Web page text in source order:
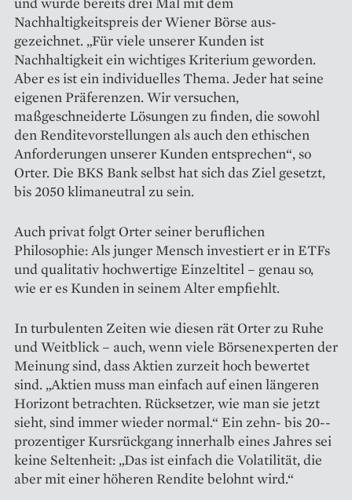
Nachhaltigkeitspreis der Wiener Börse aus­
gezeichnet. „Für viele unserer Kunden ist
Nachhaltigkeit ein ­wichtiges Kriterium geworden.
Aber es ist ein individuelles Thema. Jeder hat seine
eigenen Präferenzen. Wir ­versuchen,
maßgeschneiderte Lösungen zu finden, die sowohl
den Rendite­vorstellungen als auch den ethischen
Anforderungen unserer Kunden entsprechen“, so
Orter. Die BKS Bank selbst hat sich das Ziel gesetzt,
bis 2050 klimaneutral zu sein.
Auch privat folgt Orter seiner beruflichen
Philosophie: Als junger Mensch investiert er in ETFs
und qualitativ hochwertige Einzeltitel – genau so,
wie er es Kunden in seinem Alter empfiehlt.
In turbulenten Zeiten wie die­sen rät Orter zu Ruhe
und Weitblick – auch, wenn viele Börsenexperten der
Meinung sind, dass Aktien zurzeit hoch bewertet
sind. „Aktien muss man einfach auf einen längeren
Horizont betrachten. Rücksetzer, wie man sie jetzt
sieht, sind immer wieder normal.“ Ein zehn- bis 20-­
prozentiger Kursrückgang innerhalb eines Jahres sei
keine Seltenheit: „Das ist einfach die Volatilität, die
aber mit einer höheren Rendite belohnt wird.“